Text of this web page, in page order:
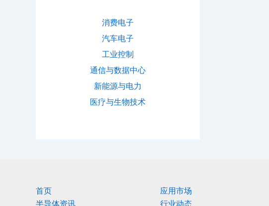
消费电子
汽车电子
工业控制
通信与数据中心
新能源与电力
医疗与生物技术
首页
半导体资讯
应用市场
行业动态